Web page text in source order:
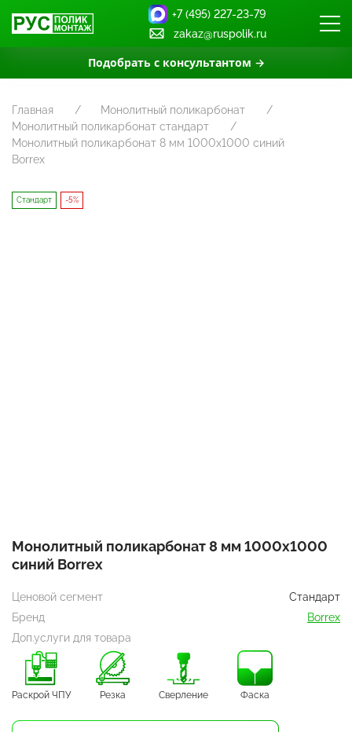
Подобрать с консультантом →
+7 (495) 227-23-79
zakaz@ruspolik.ru
Главная
Монолитный поликарбонат
Монолитный поликарбонат стандарт
Монолитный поликарбонат 8 мм 1000х1000 синий
Borrex
Стандарт -5%
Монолитный поликарбонат 8 мм 1000х1000
синий Borrex
Ценовой сегмент
Стандарт
Бренд
Borrex
Доп.услуги для товара
Раскрой ЧПУ Резка Сверление Фаска